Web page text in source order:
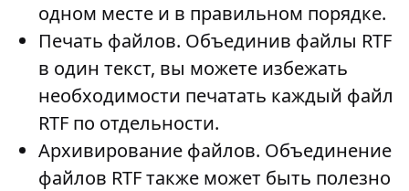
одном месте и в правильном порядке.
Печать файлов. Объединив файлы RTF
в один текст, вы можете избежать
необходимости печатать каждый файл
RTF по отдельности.
Архивирование файлов. Объединение
файлов RTF также может быть полезно